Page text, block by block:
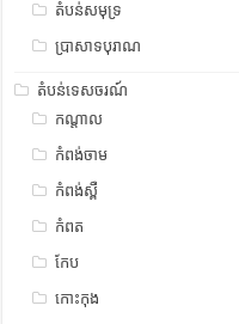
តំបន់សមុទ្រ
ប្រាសាទបុរាណ
តំបន់ទេសចរណ៍
កណ្តាល
កំពង់ចាម
កំពង់ស្ពឺ
កំពត
កែប
កោះកុង